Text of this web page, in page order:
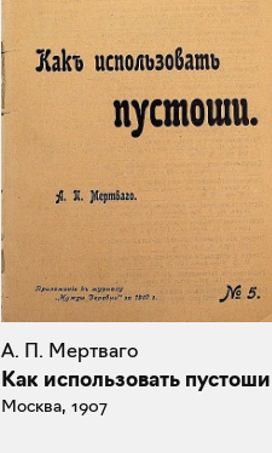
А. П. Мертваго
Как использовать пустоши
Москва, 1907